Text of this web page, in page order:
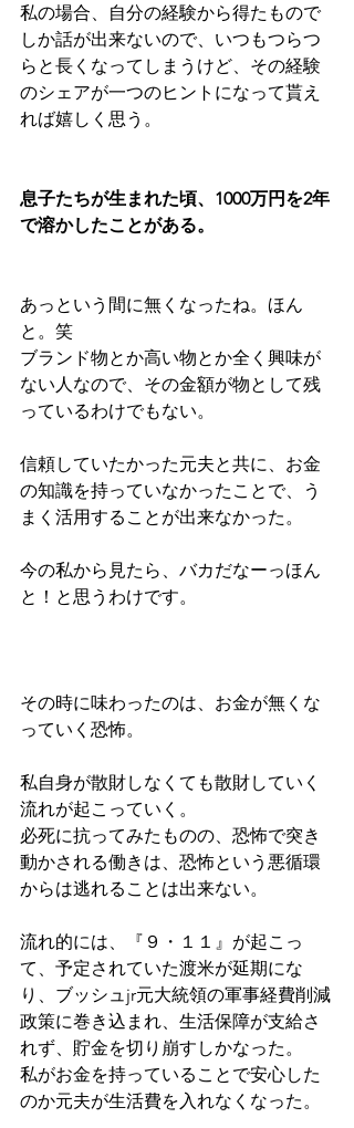
私の場合、自分の経験から得たもので
しか話が出来ないので、いつもつらつ
らと長くなってしまうけど、その経験
のシェアが一つのヒントになって貰え
れば嬉しく思う。
息子たちが生まれた頃、1000万円を2年
で溶かしたことがある。
あっという間に無くなったね。ほん
と。笑
ブランド物とか高い物とか全く興味が
ない人なので、その金額が物として残
っているわけでもない。
信頼していたかった元夫と共に、お金
の知識を持っていなかったことで、う
まく活用することが出来なかった。
今の私から見たら、バカだなーっほん
と！と思うわけです。
その時に味わったのは、お金が無くな
っていく恐怖。
私自身が散財しなくても散財していく
流れが起こっていく。
必死に抗ってみたものの、恐怖で突き
動かされる働きは、恐怖という悪循環
からは逃れることは出来ない。
流れ的には、『９・１１』が起こっ
て、予定されていた渡米が延期にな
り、ブッシュjr元大統領の軍事経費削減
政策に巻き込まれ、生活保障が支給さ
れず、貯金を切り崩すしかなった。
私がお金を持っていることで安心した
のか元夫が生活費を入れなくなった。